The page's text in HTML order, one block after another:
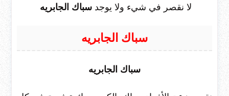
لا نقصر في شيء ولا يوجد سباك الجابريه
سباك الجابريه
سباك الجابريه